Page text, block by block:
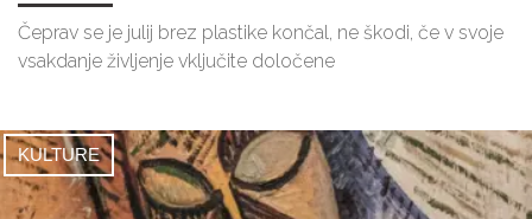
Čeprav se je julij brez plastike končal, ne škodi, če v svoje
vsakdanje življenje vključite določene
KULTURE